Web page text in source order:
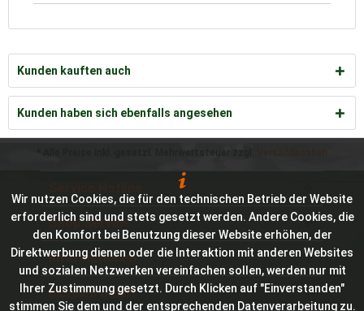
Kunden kauften auch
Kunden haben sich ebenfalls angesehen
Shop Service
Informationen
Bioraum GmbH
Wir nutzen Cookies, die für den technischen Betrieb der Website
erforderlich sind und stets gesetzt werden. Andere Cookies, die
den Komfort bei Benutzung dieser Website erhöhen, der
Direktwerbung dienen oder die Interaktion mit anderen Websites
und sozialen Netzwerken vereinfachen sollen, werden nur mit
Ihrer Zustimmung gesetzt. Durch Klicken auf "Einverstanden"
stimmen Sie dem und der entsprechenden Datenverarbeitung zu.